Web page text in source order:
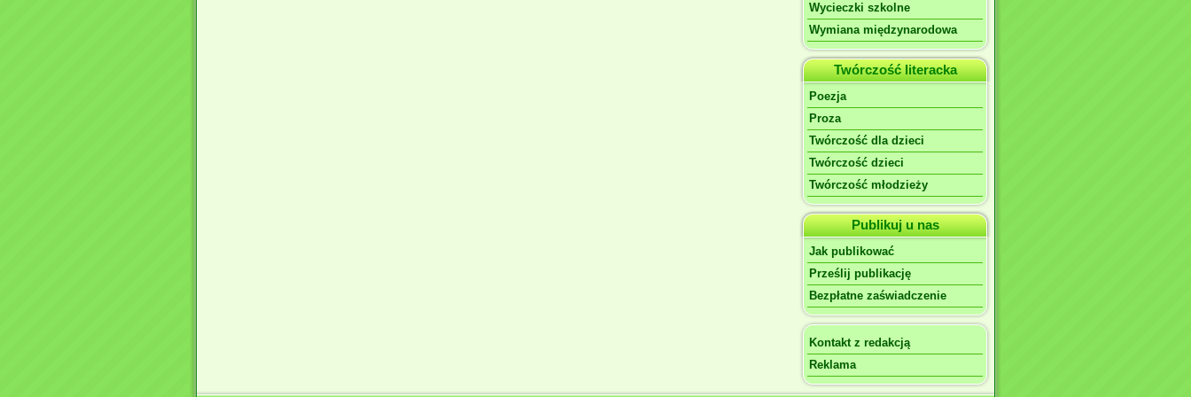
Wycieczki szkolne
Wymiana międzynarodowa
Twórczość literacka
Poezja
Proza
Twórczość dla dzieci
Twórczość dzieci
Twórczość młodzieży
Publikuj u nas
Jak publikować
Prześlij publikację
Bezpłatne zaświadczenie
Kontakt z redakcją
Reklama